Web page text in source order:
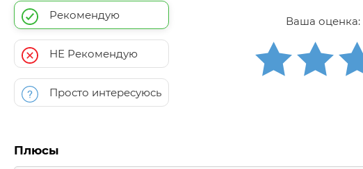
Рекомендую
НЕ Рекомендую
Просто интересуюсь
Ваша оценка:
Плюсы